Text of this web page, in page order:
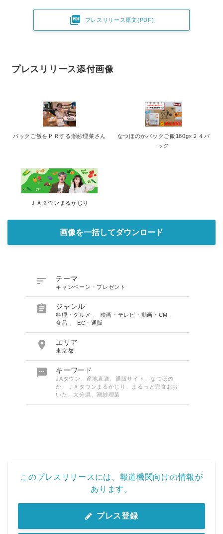
 プレスリリース原文(PDF)
プレスリリース添付画像
パックご飯をＰＲする潮紗理菜さん
なつほのかパックご飯180g×２４パ
ック
ＪＡタウンまるかじり
画像を一括してダウンロード
 テーマ
キャンペーン・プレゼント
 ジャンル
料理・グルメ 、 映画・テレビ・動画・CM 、
食品 、 EC・通販
 エリア
東京都
 キーワード
JAタウン、産地直送、通販サイト、なつほの
か、ＪＡタウンまるかじり、まるっと完食おお
いた、大分県、潮紗理菜
このプレスリリースには、報道機関向けの情報が
あります。
プレス登録